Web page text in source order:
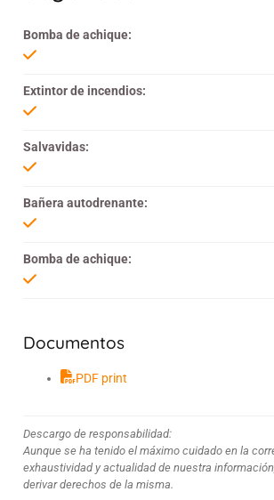
Bomba de achique:
Extintor de incendios:
Salvavidas:
Bañera autodrenante:
Bomba de achique:
Documentos
PDF print
Descargo de responsabilidad:
Aunque se ha tenido el máximo cuidado en la
exhaustividad y actualidad de nuestra
derivar derechos de la misma.